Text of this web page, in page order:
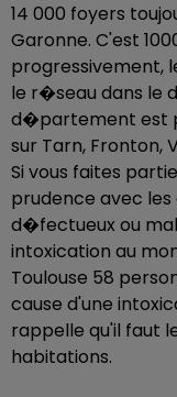
14 000 foyers
Garonne. C'est
progressivement,
le r�seau dans le
d�partement est
sur Tarn, Fronton,
Si vous faites
prudence avec
d�fectueux ou
intoxication au
Toulouse 58
cause d'une
rappelle qu'il faut
habitations.